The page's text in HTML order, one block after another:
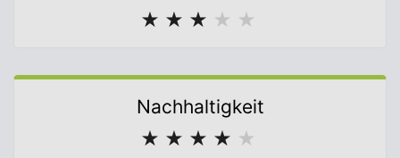
★ ★ ★ ★ ★
Nachhaltigkeit
★ ★ ★ ★ ★